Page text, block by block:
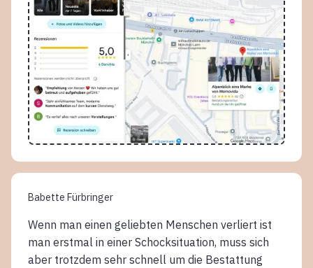
Babette Fürbringer
Wenn man einen geliebten Menschen verliert ist
man erstmal in einer Schocksituation, muss sich
aber trotzdem sehr schnell um die Bestattung